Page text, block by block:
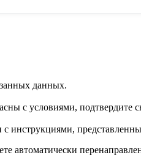
данных.
с условиями,
с инструкциями,
автоматически